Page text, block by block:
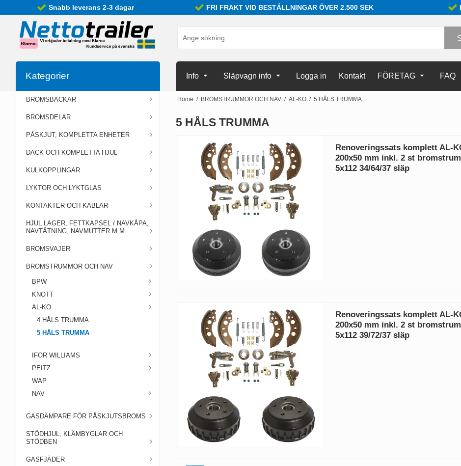
Snabb leverans 2-3 dagar FRI FRAKT VID BESTÄLLNINGAR ÖVER 2.500 SEK
Info Släpvagn info Logga in Kontakt FÖRETAG FAQ
Kategorier
BROMSBACKAR
BROMSDELAR
PÅSKJUT, KOMPLETTA ENHETER
DÄCK OCH KOMPLETTA HJUL
KULKOPPLINGAR
LYKTOR OCH LYKTGLAS
KONTAKTER OCH KABLAR
HJUL LAGER, FETTKAPSEL / NAVKÅPA,
NAVTÄTNING, NAVMUTTER M.M.
BROMSVAJER
BROMSTRUMMOR OCH NAV
BPW
KNOTT
AL-KO
4 HÅLS TRUMMA
5 HÅLS TRUMMA
IFOR WILLIAMS
PEITZ
WAP
NAV
GASDÄMPARE FÖR PÅSKJUTSBROMS
STÖDHJUL, KLÄMBYGLAR OCH
STÖDBEN
GASFJÄDER
Home / BROMSTRUMMOR OCH NAV / AL-KO / 5 HÅLS TRUMMA
5 HÅLS TRUMMA
Renoveringssats komplett AL-
200x50 mm inkl. 2 st
5x112 34/64/37 släp
Renoveringssats komplett AL-
200x50 mm inkl. 2 st
5x112 39/72/37 släp